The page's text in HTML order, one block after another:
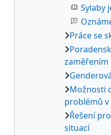
Sylaby
Práce se
zaměřením
Možnosti
problémů v
Řešení
situací